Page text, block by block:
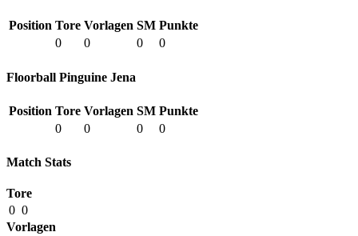
Position Tore Vorlagen SM Punkte
0
0 0 0
Floorball Pinguine Jena
Position Tore Vorlagen SM Punkte
0
0 0 0
Match Stats
Tore
0 0
Vorlagen